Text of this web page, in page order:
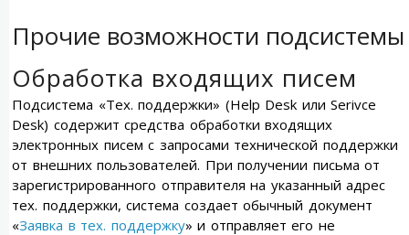
Прочие возможности подсистемы
Обработка входящих писем
Подсистема «Тех. поддержки» (Help Desk или Serivce
Desk) содержит средства обработки входящих
электронных писем с запросами технической поддержки
от внешних пользователей. При получении письма от
зарегистрированного отправителя на указанный адрес
тех. поддержки, система создает обычный документ
«Заявка в тех. поддержку» и отправляет его не